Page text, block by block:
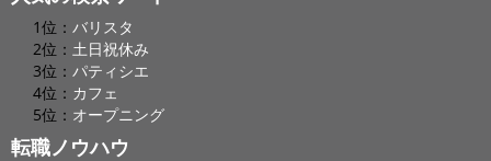
1位： バリスタ
2位： 土日祝休み
3位： パティシエ
4位： カフェ
5位： オープニング
転職ノウハウ